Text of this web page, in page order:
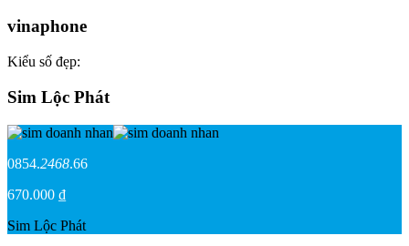
vinaphone
Kiểu số đẹp:
Sim Lộc Phát
0854.2468.66
670.000 ₫
Sim Lộc Phát